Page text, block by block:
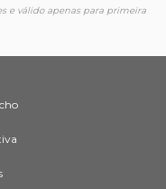
e válido apenas para primeira